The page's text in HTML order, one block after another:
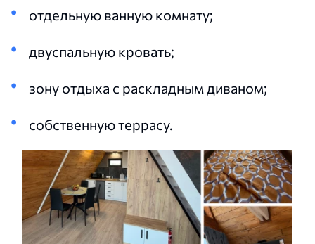
отдельную ванную комнату;
двуспальную кровать;
зону отдыха с раскладным диваном;
собственную террасу.